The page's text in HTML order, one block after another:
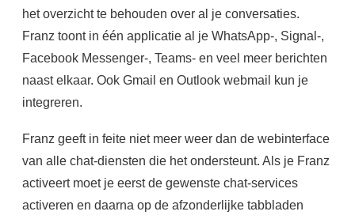
het overzicht te behouden over al je conversaties.
Franz toont in één applicatie al je WhatsApp-, Signal-,
Facebook Messenger-, Teams- en veel meer berichten
naast elkaar. Ook Gmail en Outlook webmail kun je
integreren.
Franz geeft in feite niet meer weer dan de webinterface
van alle chat-diensten die het ondersteunt. Als je Franz
activeert moet je eerst de gewenste chat-services
activeren en daarna op de afzonderlijke tabbladen